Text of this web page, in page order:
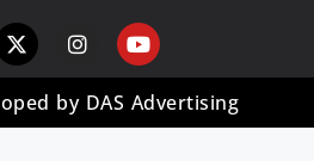
by DAS Advertising